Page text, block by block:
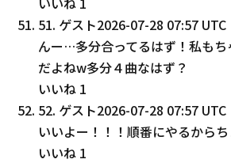
51. ゲスト2026-07-28 07:57 UTC
んー…多分合ってるはず！私もち
だよねw多分４曲なはず？
いいね 1
52. ゲスト2026-07-28 07:57 UTC
いいよー！！！順番にやるから
いいね 1